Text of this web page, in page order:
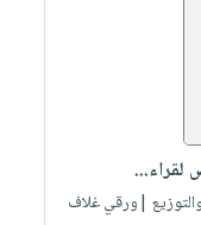
لقراء...
والتوزيع |ورقي غلاف